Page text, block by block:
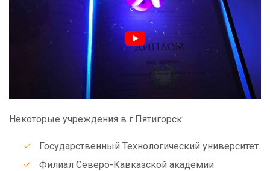
Некоторые учреждения в г.Пятигорск:
Государственный Технологический университет.
Филиал Северо-Кавказской академии